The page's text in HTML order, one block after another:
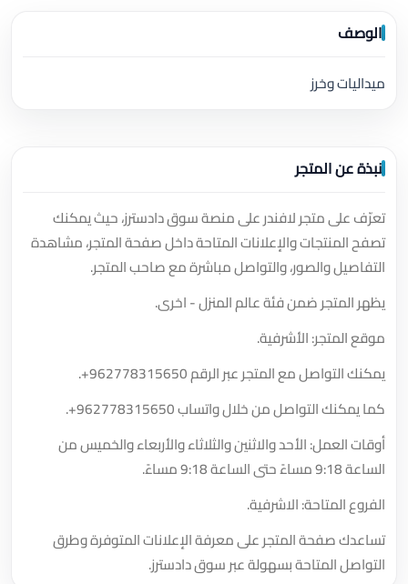
الوصف
ميداليات وخرز
نبذة عن المتجر
تعرّف على متجر لافندر على منصة سوق دادسترز، حيث يمكنك
تصفح المنتجات والإعلانات المتاحة داخل صفحة المتجر، مشاهدة
التفاصيل والصور، والتواصل مباشرة مع صاحب المتجر.
يظهر المتجر ضمن فئة عالم المنزل - اخرى.
موقع المتجر: الأشرفية.
يمكنك التواصل مع المتجر عبر الرقم+962778315650
.
كما يمكنك التواصل من خلال واتساب+962778315650
.
أوقات العمل: الأحد والاثنين والثلاثاء والأربعاء والخميس من
الساعة 9:18 مساءً حتى الساعة 9:18 مساءً.
الفروع المتاحة: الاشرفية.
تساعدك صفحة المتجر على معرفة الإعلانات المتوفرة وطرق
التواصل المتاحة بسهولة عبر سوق دادسترز.